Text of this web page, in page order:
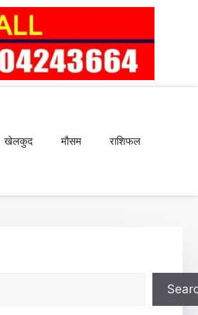
खेलकुद मौसम राशिफल